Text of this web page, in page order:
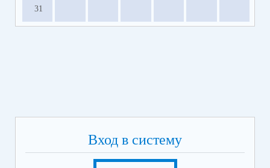
31
Вход в систему